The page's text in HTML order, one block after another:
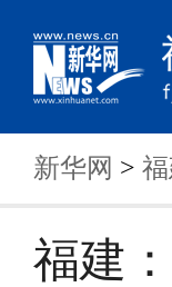
新华网 >
福建